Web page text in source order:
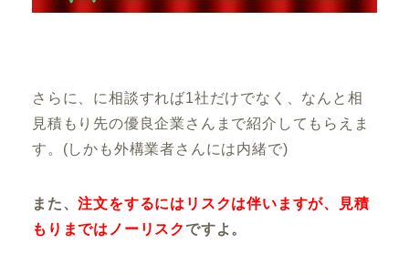
さらに、 に相談すれば1社だけでなく、なんと相
見積もり先の優良企業さんまで紹介してもらえま
す。 (しかも外構業者さんには内緒で)
また、注文をするにはリスクは伴いますが、見積
もりまではノーリスクですよ。